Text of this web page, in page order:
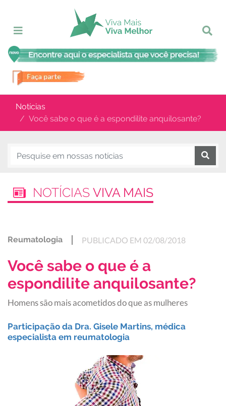
Notícias
Você sabe o que é a espondilite anquilosante?
NOTÍCIAS VIVA MAIS
Reumatologia PUBLICADO EM 02/08/2018
Você sabe o que é a
espondilite anquilosante?
Homens são mais acometidos do que as mulheres
Participação da Dra. Gisele Martins, médica
especialista em reumatologia